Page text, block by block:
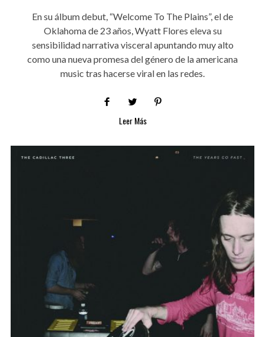
En su álbum debut, “Welcome To The Plains”, el de
Oklahoma de 23 años, Wyatt Flores eleva su
sensibilidad narrativa visceral apuntando muy alto
como una nueva promesa del género de la americana
music tras hacerse viral en las redes.
Leer Más